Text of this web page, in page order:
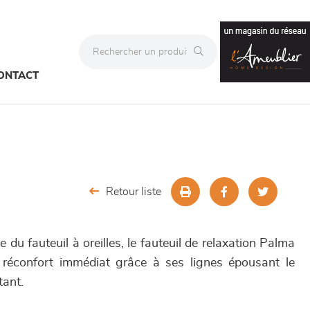
Retour liste
du fauteuil à oreilles, le fauteuil de relaxation Palma
immédiat grâce à ses lignes épousant le